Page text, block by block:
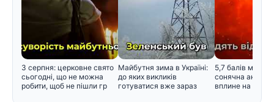
3 серпня: церковне свято
сьогодні, що не можна
робити, щоб не пішли гр
Майбутня зима в Україні:
до яких викликів
готуватися вже зараз
5,7 балів
сонячна
вплине на